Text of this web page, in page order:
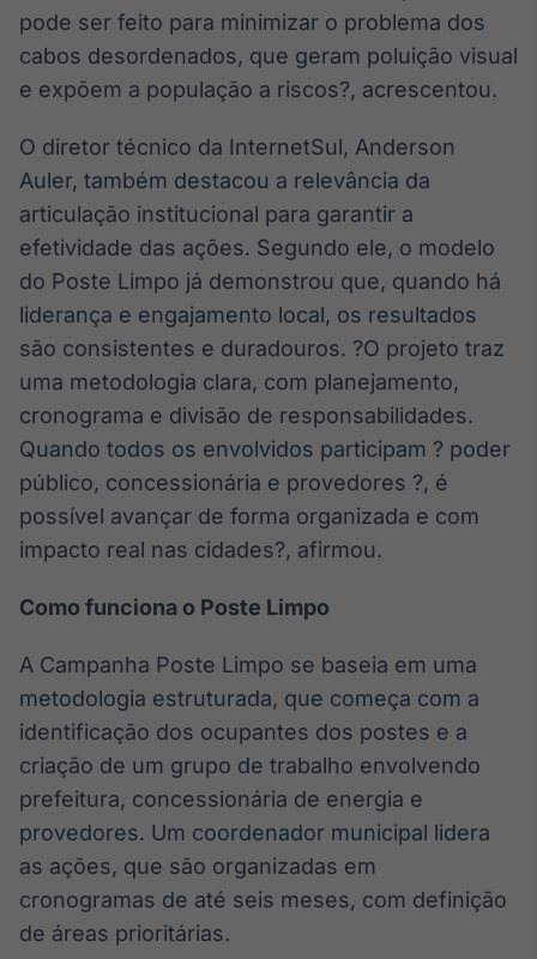
Tokenização
de ativos
Em breve
Crédito
Em breve
pode ser feito para minimizar o problema dos
cabos desordenados, que geram poluição visual
e expõem a população a riscos?, acrescentou.
O diretor técnico da InternetSul, Anderson
Auler, também destacou a relevância da
articulação institucional para garantir a
efetividade das ações. Segundo ele, o modelo
do Poste Limpo já demonstrou que, quando há
liderança e engajamento local, os resultados
são consistentes e duradouros. ?O projeto traz
uma metodologia clara, com planejamento,
cronograma e divisão de responsabilidades.
Quando todos os envolvidos participam ? poder
público, concessionária e provedores ?, é
possível avançar de forma organizada e com
impacto real nas cidades?, afirmou.
Como funciona o Poste Limpo
A Campanha Poste Limpo se baseia em uma
metodologia estruturada, que começa com a
identificação dos ocupantes dos postes e a
criação de um grupo de trabalho envolvendo
prefeitura, concessionária de energia e
provedores. Um coordenador municipal lidera
as ações, que são organizadas em
cronogramas de até seis meses, com definição
de áreas prioritárias.